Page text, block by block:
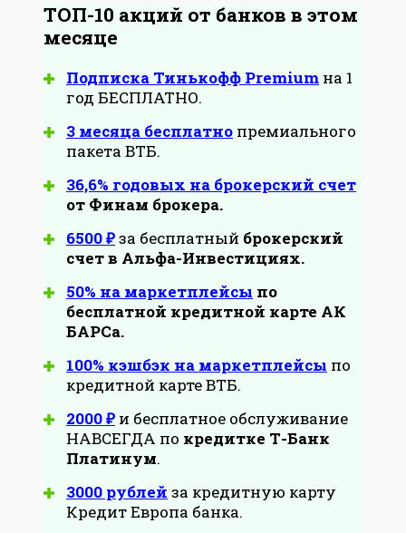
ТОП-10 акций от банков в этом
месяце
Подписка Тинькофф Premium на 1
год БЕСПЛАТНО.
3 месяца бесплатно премиального
пакета ВТБ.
36,6% годовых на брокерский счет
от Финам брокера.
6500 ₽за бесплатный брокерский
счет в Альфа-Инвестициях.
50% на маркетплейсы по
бесплатной кредитной карте АК
БАРСа.
100% кэшбэк на маркетплейсы по
кредитной карте ВТБ.
2000 ₽ и бесплатное обслуживание
НАВСЕГДА по кредитке Т-Банк
Платинум.
3000 рублей за кредитную карту
Кредит Европа банка.